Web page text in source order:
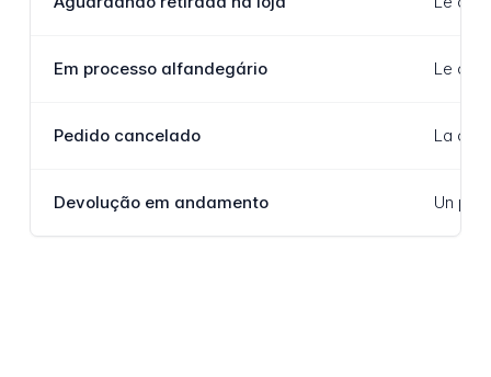
Em processo alfandegário Le
Pedido cancelado La
Devolução em andamento Un